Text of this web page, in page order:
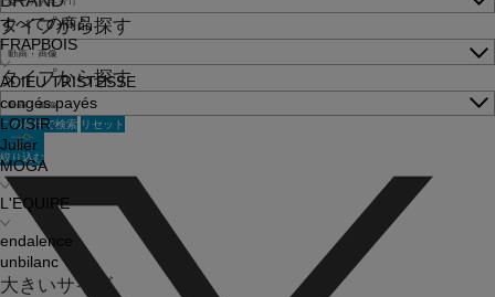
すべての商品
FRAPBOIS
ADIEU TRISTESSE
congés payés
LOISIR
Julier
MOGA
L'EQUIPE
endalence
unbilanc
大きいサイズ
タイプから探す
タイプから探す
この条件で検索 リセット
絞り込む